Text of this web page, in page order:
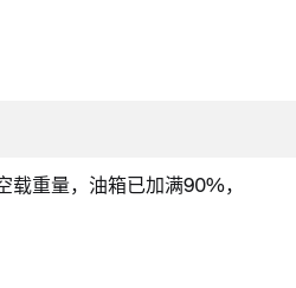
重量，油箱已加满90%，